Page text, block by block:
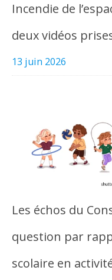
Incendie de
deux vidéos
13 juin 2026
Les échos du
question par
scolaire en